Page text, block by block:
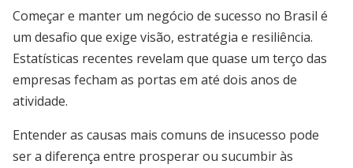
Começar e manter um negócio de sucesso no Brasil é
um desafio que exige visão, estratégia e resiliência.
Estatísticas recentes revelam que quase um terço das
empresas fecham as portas em até dois anos de
atividade.
Entender as causas mais comuns de insucesso pode
ser a diferença entre prosperar ou sucumbir às